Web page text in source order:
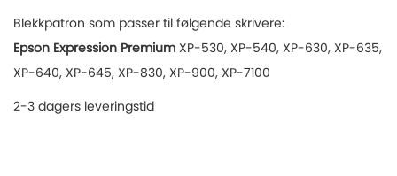
Blekkpatron som passer til følgende skrivere:
Epson Expression Premium XP-530, XP-540, XP-630, XP-635,
XP-640, XP-645, XP-830, XP-900, XP-7100
2-3 dagers leveringstid